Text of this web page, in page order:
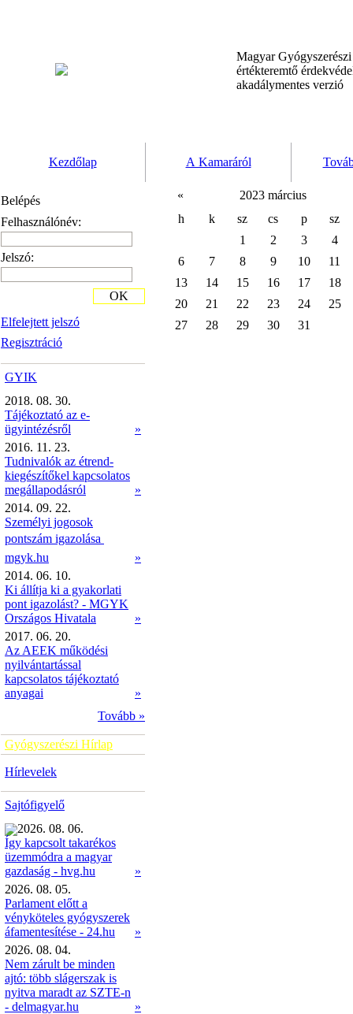
Magyar
értékteremtő
akadálymentes verzió
Kezdőlap A Kamaráról
Belépés
Felhasználónév:
Jelszó:
Elfelejtett jelszó
Regisztráció
OK
GYIK
2018. 08. 30.
Tájékoztató az e-
ügyintézésről
»
2016. 11. 23.
Tudnivalók az étrend-
kiegészítőkel kapcsolatos
megállapodásról
»
2014. 09. 22.
Személyi jogosok
pontszám igazolása 
mgyk.hu
»
2014. 06. 10.
Ki állítja ki a gyakorlati
pont igazolást? - MGYK
Országos Hivatala
»
2017. 06. 20.
Az AEEK működési
nyilvántartással
kapcsolatos tájékoztató
anyagai
»
Tovább »
Gyógyszerészi Hírlap
Hírlevelek
Sajtófigyelő
2026. 08. 06.
Így kapcsolt takarékos
üzemmódra a magyar
gazdaság - hvg.hu
»
2026. 08. 05.
Parlament előtt a
vényköteles gyógyszerek
áfamentesítése - 24.hu
»
2026. 08. 04.
Nem zárult be minden
ajtó: több slágerszak is
nyitva maradt az SZTE-n
- delmagyar.hu
»
«
2023 március
h
k sz cs p
sz
1
2 3
4
6
7 8 9 10
11
13
14 15 16 17
18
20
21 22 23 24
25
27
28 29 30 31